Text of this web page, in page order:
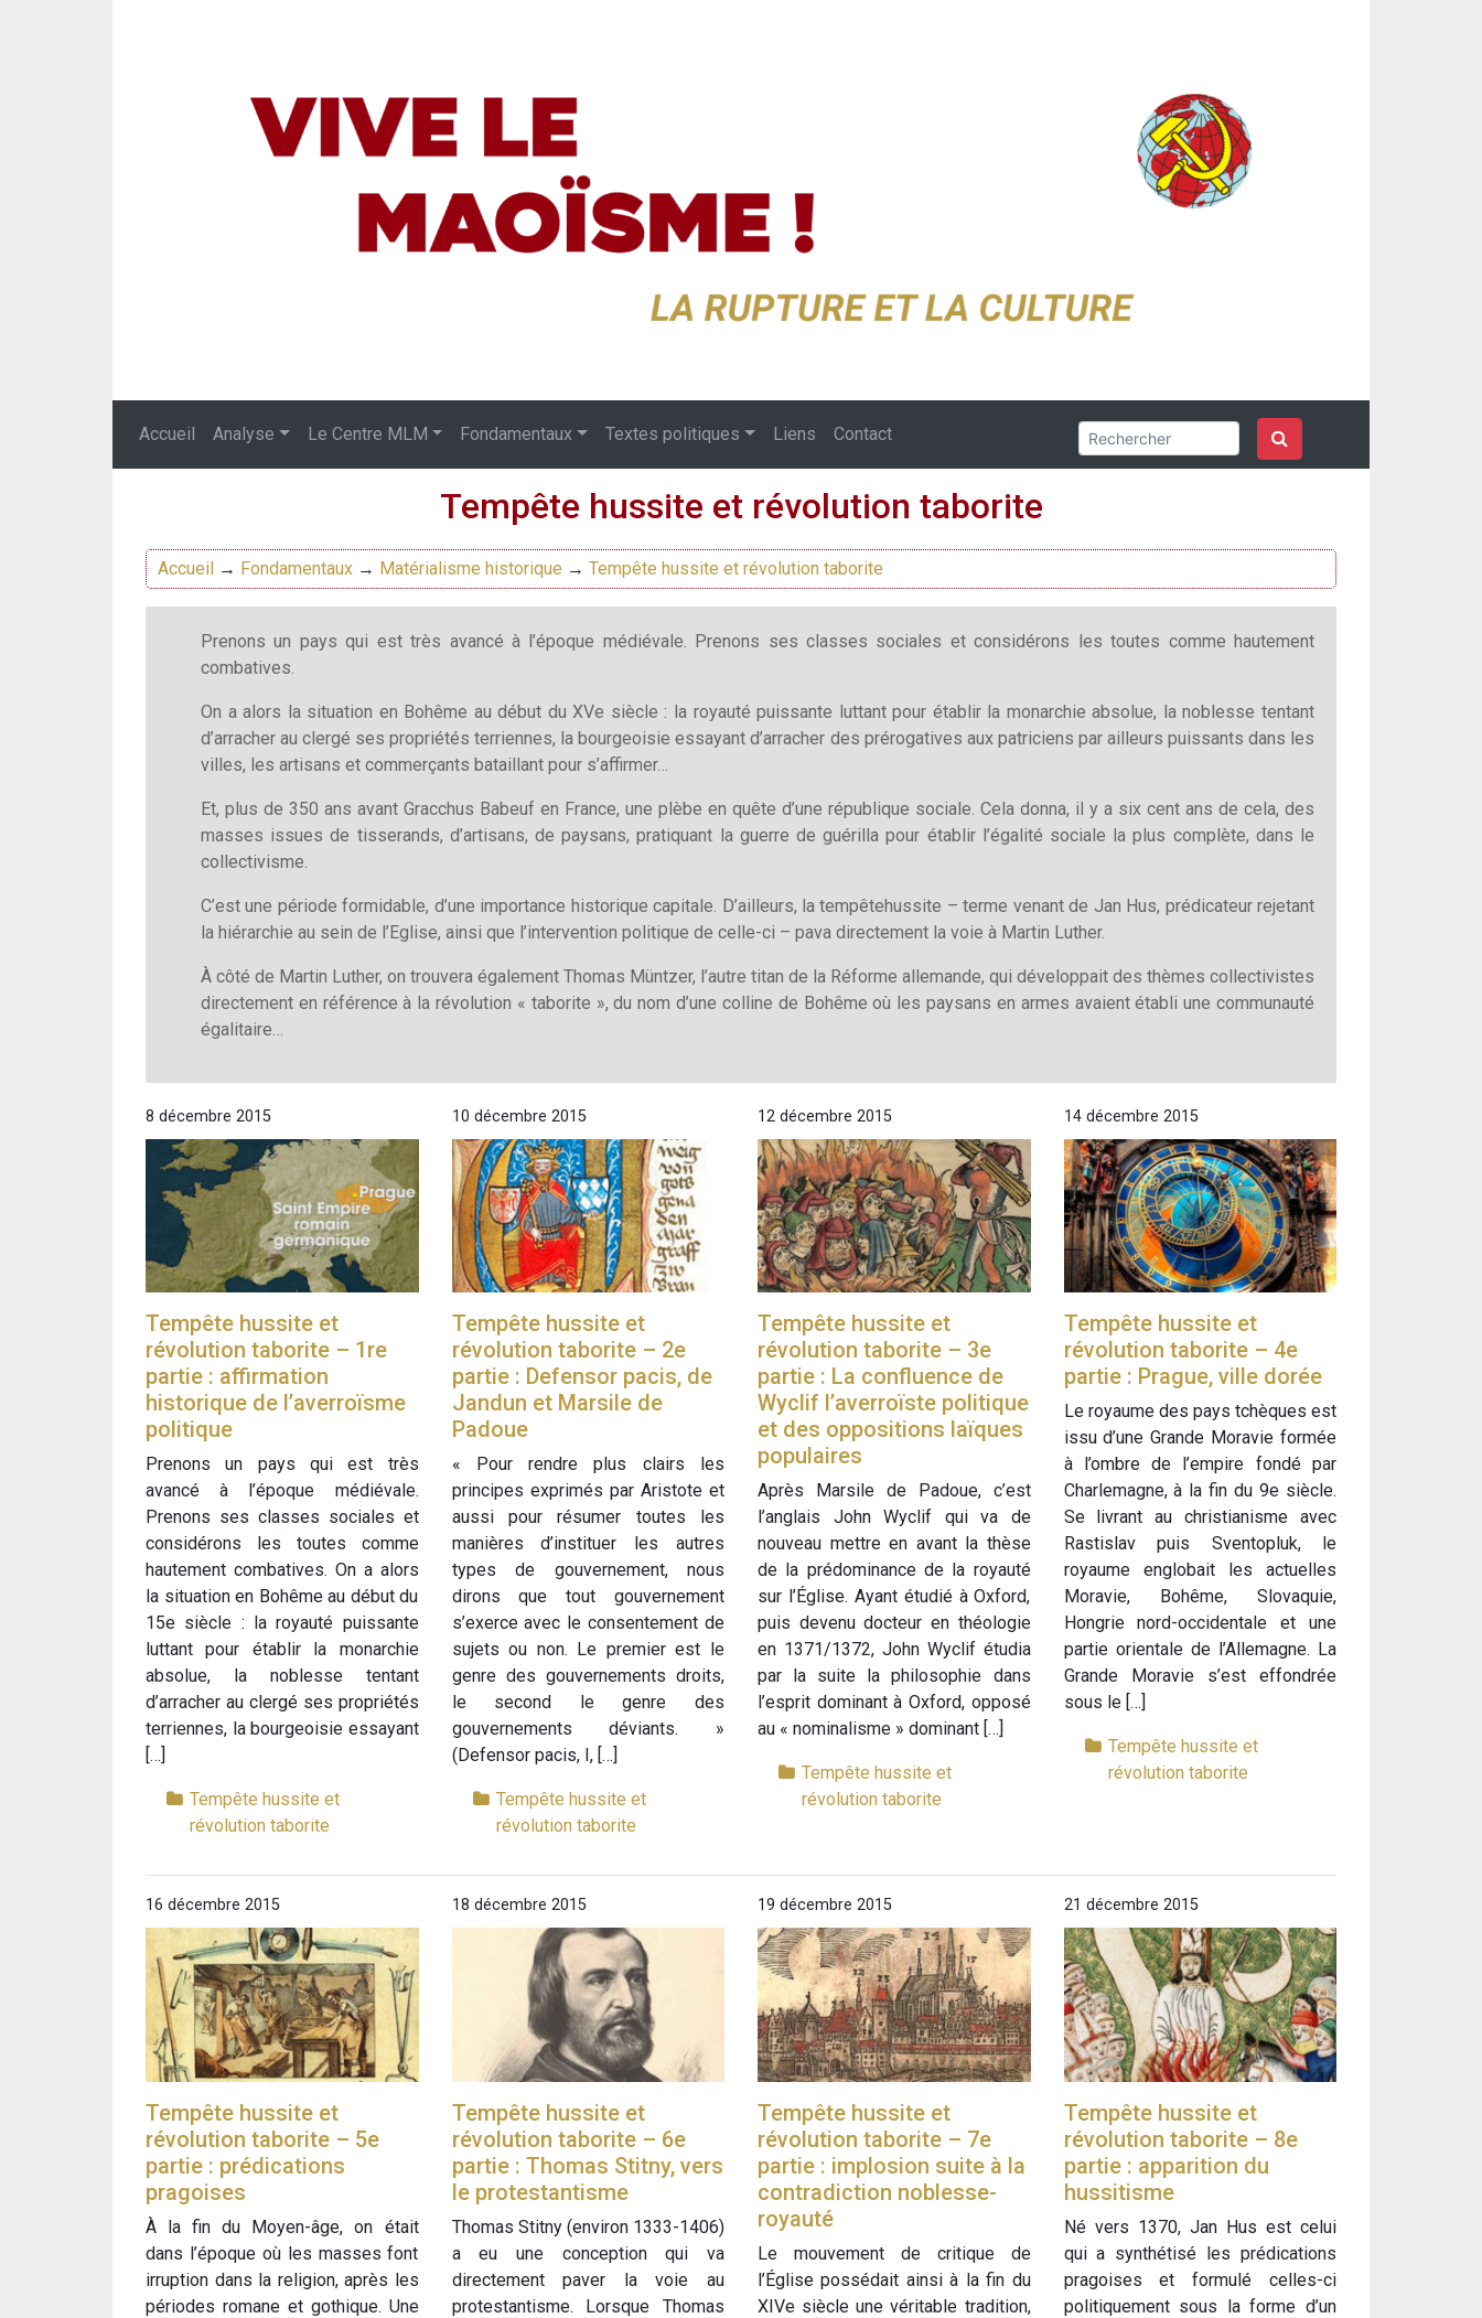
Accueil Analyse Le Centre MLM Fondamentaux Textes politiques Liens Contact
Tempête hussite et révolution taborite
Accueil → Fondamentaux → Matérialisme historique → Tempête hussite et révolution taborite
Prenons un pays qui est très avancé à l’époque médiévale. Prenons ses classes sociales et considérons les toutes comme hautement
combatives.
On a alors la situation en Bohême au début du XVe siècle : la royauté puissante luttant pour établir la monarchie absolue, la noblesse tentant
d’arracher au clergé ses propriétés terriennes, la bourgeoisie essayant d’arracher des prérogatives aux patriciens par ailleurs puissants dans les
villes, les artisans et commerçants bataillant pour s’affirmer…
Et, plus de 350 ans avant Gracchus Babeuf en France, une plèbe en quête d’une république sociale. Cela donna, il y a six cent ans de cela, des
masses issues de tisserands, d’artisans, de paysans, pratiquant la guerre de guérilla pour établir l’égalité sociale la plus complète, dans le
collectivisme.
C’est une période formidable, d’une importance historique capitale. D’ailleurs, la tempêtehussite – terme venant de Jan Hus, prédicateur rejetant
la hiérarchie au sein de l’Eglise, ainsi que l’intervention politique de celle-ci – pava directement la voie à Martin Luther.
À côté de Martin Luther, on trouvera également Thomas Müntzer, l’autre titan de la Réforme allemande, qui développait des thèmes collectivistes
directement en référence à la révolution « taborite », du nom d’une colline de Bohême où les paysans en armes avaient établi une communauté
égalitaire…
8 décembre 2015
Tempête hussite et
révolution taborite – 1re
partie : affirmation
historique de l’averroïsme
politique
Prenons un pays qui est très
avancé à l’époque médiévale.
Prenons ses classes sociales et
considérons les toutes comme
hautement combatives. On a alors
la situation en Bohême au début du
15e siècle : la royauté puissante
luttant pour établir la monarchie
absolue, la noblesse tentant
d’arracher au clergé ses propriétés
terriennes, la bourgeoisie essayant
[…]
Tempête hussite et
révolution taborite
10 décembre 2015
Tempête hussite et
révolution taborite – 2e
partie : Defensor pacis, de
Jandun et Marsile de
Padoue
« Pour rendre plus clairs les
principes exprimés par Aristote et
aussi pour résumer toutes les
manières d’instituer les autres
types de gouvernement, nous
dirons que tout gouvernement
s’exerce avec le consentement de
sujets ou non. Le premier est le
genre des gouvernements droits,
le second le genre des
gouvernements déviants. »
(Defensor pacis, I, […]
Tempête hussite et
révolution taborite
12 décembre 2015
Tempête hussite et
révolution taborite – 3e
partie : La confluence de
Wyclif l’averroïste politique
et des oppositions laïques
populaires
Après Marsile de Padoue, c’est
l’anglais John Wyclif qui va de
nouveau mettre en avant la thèse
de la prédominance de la royauté
sur l’Église. Ayant étudié à Oxford,
puis devenu docteur en théologie
en 1371/1372, John Wyclif étudia
par la suite la philosophie dans
l’esprit dominant à Oxford, opposé
au « nominalisme » dominant […]
Tempête hussite et
révolution taborite
14 décembre 2015
Tempête hussite et
révolution taborite – 4e
partie : Prague, ville dorée
Le royaume des pays tchèques est
issu d’une Grande Moravie formée
à l’ombre de l’empire fondé par
Charlemagne, à la fin du 9e siècle.
Se livrant au christianisme avec
Rastislav puis Sventopluk, le
royaume englobait les actuelles
Moravie, Bohême, Slovaquie,
Hongrie nord-occidentale et une
partie orientale de l’Allemagne. La
Grande Moravie s’est effondrée
sous le […]
Tempête hussite et
révolution taborite
16 décembre 2015
Tempête hussite et
révolution taborite – 5e
partie : prédications
pragoises
À la fin du Moyen-âge, on était
dans l’époque où les masses font
irruption dans la religion, après les
périodes romane et gothique. Une
18 décembre 2015
Tempête hussite et
révolution taborite – 6e
partie : Thomas Stitny, vers
le protestantisme
Thomas Stitny (environ 1333-1406)
a eu une conception qui va
directement paver la voie au
protestantisme. Lorsque Thomas
19 décembre 2015
Tempête hussite et
révolution taborite – 7e
partie : implosion suite à la
contradiction noblesse-
royauté
Le mouvement de critique de
l’Église possédait ainsi à la fin du
XIVe siècle une véritable tradition,
21 décembre 2015
Tempête hussite et
révolution taborite – 8e
partie : apparition du
hussitisme
Né vers 1370, Jan Hus est celui
qui a synthétisé les prédications
pragoises et formulé celles-ci
politiquement sous la forme d’un